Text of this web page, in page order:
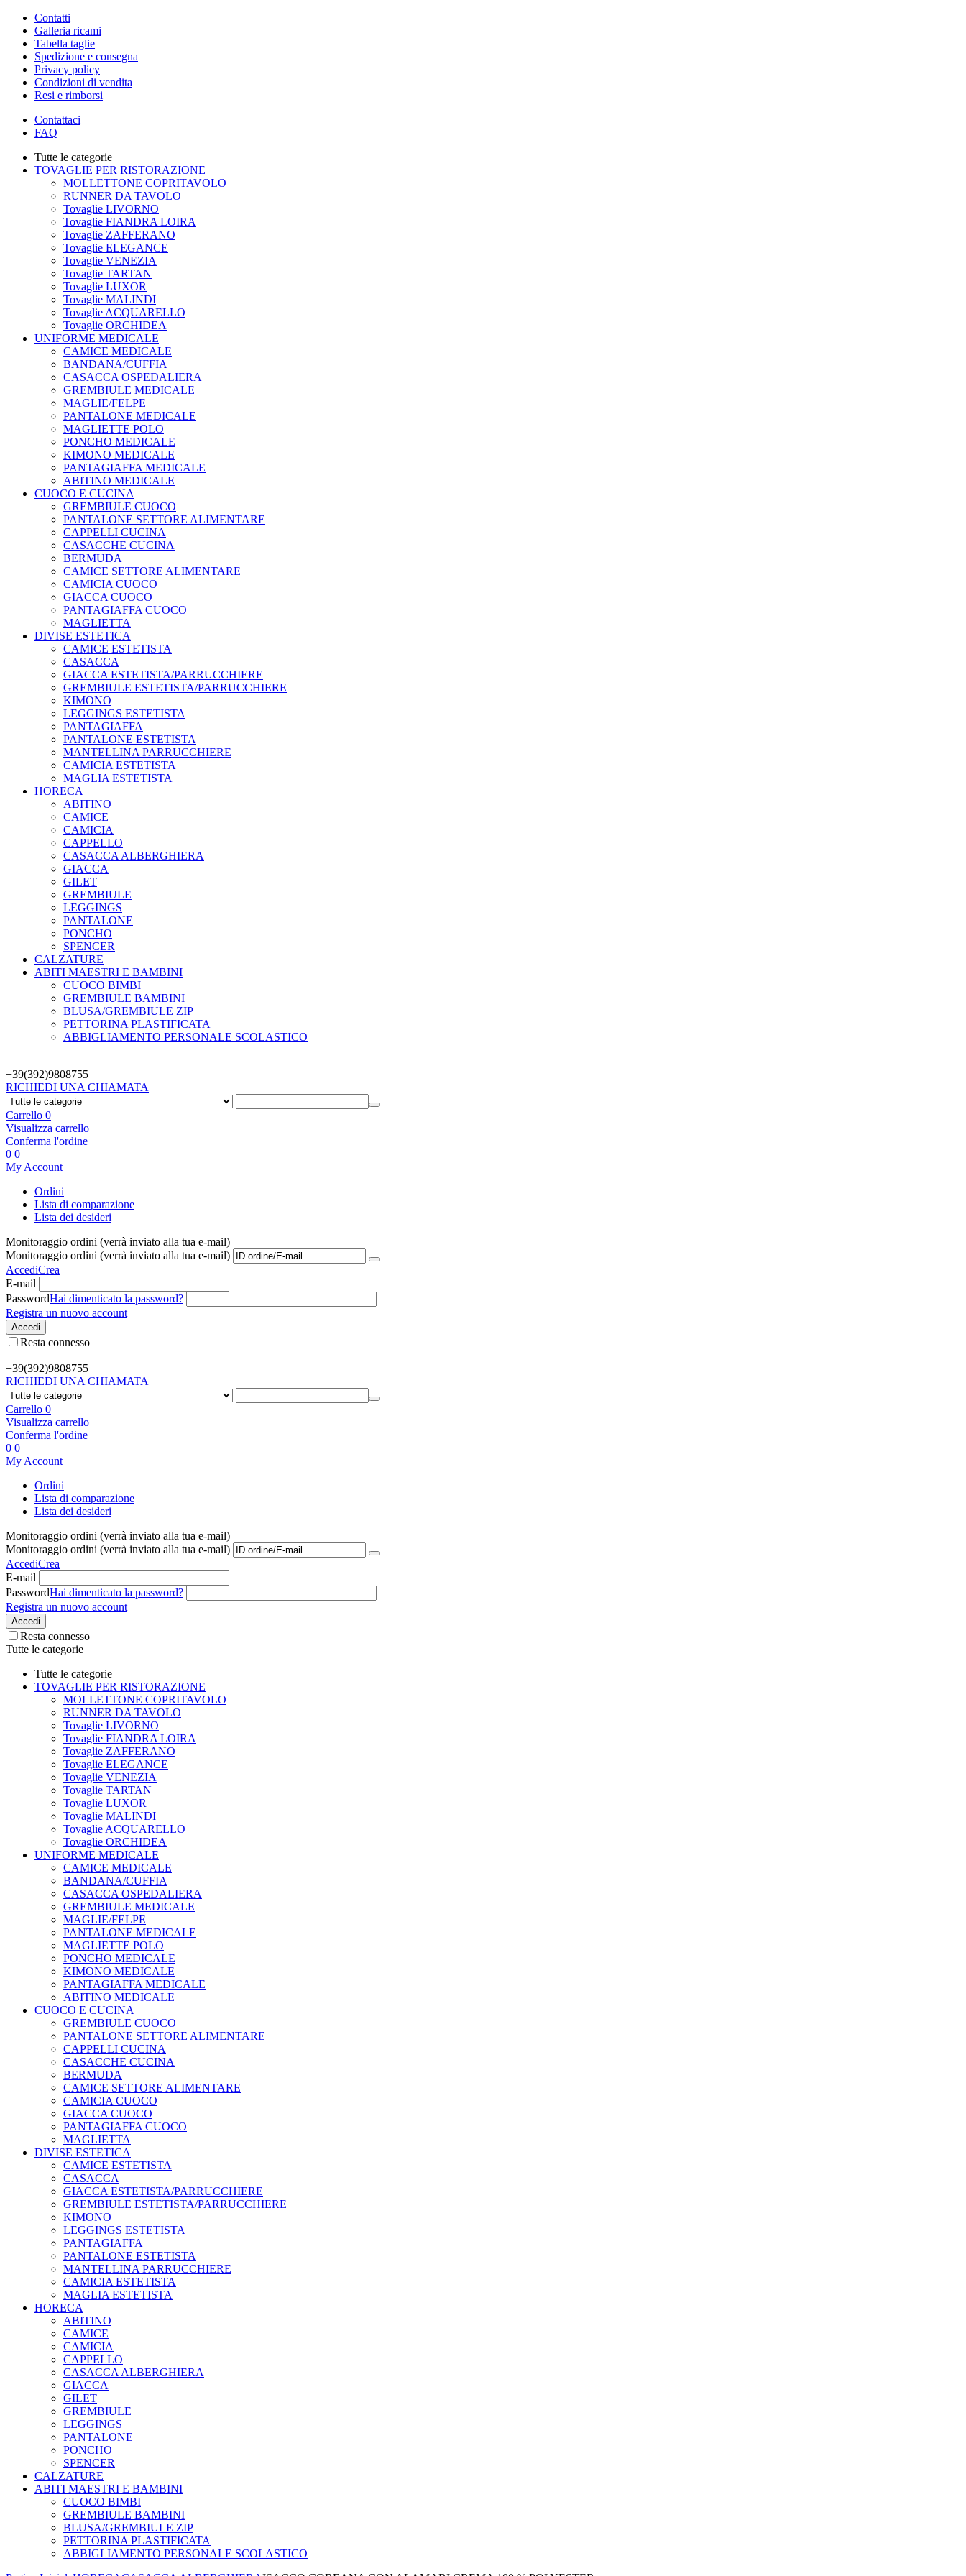
Contatti
Galleria ricami
Tabella taglie
Spedizione e consegna
Privacy policy
Condizioni di vendita
Resi e rimborsi
Contattaci
FAQ
Tutte le categorie
TOVAGLIE PER RISTORAZIONE
MOLLETTONE COPRITAVOLO
RUNNER DA TAVOLO
Tovaglie LIVORNO
Tovaglie FIANDRA LOIRA
Tovaglie ZAFFERANO
Tovaglie ELEGANCE
Tovaglie VENEZIA
Tovaglie TARTAN
Tovaglie LUXOR
Tovaglie MALINDI
Tovaglie ACQUARELLO
Tovaglie ORCHIDEA
UNIFORME MEDICALE
CAMICE MEDICALE
BANDANA/CUFFIA
CASACCA OSPEDALIERA
GREMBIULE MEDICALE
MAGLIE/FELPE
PANTALONE MEDICALE
MAGLIETTE POLO
PONCHO MEDICALE
KIMONO MEDICALE
PANTAGIAFFA MEDICALE
ABITINO MEDICALE
CUOCO E CUCINA
GREMBIULE CUOCO
PANTALONE SETTORE ALIMENTARE
CAPPELLI CUCINA
CASACCHE CUCINA
BERMUDA
CAMICE SETTORE ALIMENTARE
CAMICIA CUOCO
GIACCA CUOCO
PANTAGIAFFA CUOCO
MAGLIETTA
DIVISE ESTETICA
CAMICE ESTETISTA
CASACCA
GIACCA ESTETISTA/PARRUCCHIERE
GREMBIULE ESTETISTA/PARRUCCHIERE
KIMONO
LEGGINGS ESTETISTA
PANTAGIAFFA
PANTALONE ESTETISTA
MANTELLINA PARRUCCHIERE
CAMICIA ESTETISTA
MAGLIA ESTETISTA
HORECA
ABITINO
CAMICE
CAMICIA
CAPPELLO
CASACCA ALBERGHIERA
GIACCA
GILET
GREMBIULE
LEGGINGS
PANTALONE
PONCHO
SPENCER
CALZATURE
ABITI MAESTRI E BAMBINI
CUOCO BIMBI
GREMBIULE BAMBINI
BLUSA/GREMBIULE ZIP
PETTORINA PLASTIFICATA
ABBIGLIAMENTO PERSONALE SCOLASTICO
+39(392)9808755
RICHIEDI UNA CHIAMATA
Carrello 0
Visualizza carrello
Conferma l'ordine
0 0
My Account
Ordini
Lista di comparazione
Lista dei desideri
Monitoraggio ordini (verrà inviato alla tua e-mail)
Monitoraggio ordini (verrà inviato alla tua e-mail)
AccediCrea
E-mail
PasswordHai dimenticato la password?
Registra un nuovo account
Accedi
Resta connesso
+39(392)9808755
RICHIEDI UNA CHIAMATA
Carrello 0
Visualizza carrello
Conferma l'ordine
0 0
My Account
Ordini
Lista di comparazione
Lista dei desideri
Monitoraggio ordini (verrà inviato alla tua e-mail)
Monitoraggio ordini (verrà inviato alla tua e-mail)
AccediCrea
E-mail
PasswordHai dimenticato la password?
Registra un nuovo account
Accedi
Resta connesso
Tutte le categorie
Tutte le categorie
TOVAGLIE PER RISTORAZIONE
MOLLETTONE COPRITAVOLO
RUNNER DA TAVOLO
Tovaglie LIVORNO
Tovaglie FIANDRA LOIRA
Tovaglie ZAFFERANO
Tovaglie ELEGANCE
Tovaglie VENEZIA
Tovaglie TARTAN
Tovaglie LUXOR
Tovaglie MALINDI
Tovaglie ACQUARELLO
Tovaglie ORCHIDEA
UNIFORME MEDICALE
CAMICE MEDICALE
BANDANA/CUFFIA
CASACCA OSPEDALIERA
GREMBIULE MEDICALE
MAGLIE/FELPE
PANTALONE MEDICALE
MAGLIETTE POLO
PONCHO MEDICALE
KIMONO MEDICALE
PANTAGIAFFA MEDICALE
ABITINO MEDICALE
CUOCO E CUCINA
GREMBIULE CUOCO
PANTALONE SETTORE ALIMENTARE
CAPPELLI CUCINA
CASACCHE CUCINA
BERMUDA
CAMICE SETTORE ALIMENTARE
CAMICIA CUOCO
GIACCA CUOCO
PANTAGIAFFA CUOCO
MAGLIETTA
DIVISE ESTETICA
CAMICE ESTETISTA
CASACCA
GIACCA ESTETISTA/PARRUCCHIERE
GREMBIULE ESTETISTA/PARRUCCHIERE
KIMONO
LEGGINGS ESTETISTA
PANTAGIAFFA
PANTALONE ESTETISTA
MANTELLINA PARRUCCHIERE
CAMICIA ESTETISTA
MAGLIA ESTETISTA
HORECA
ABITINO
CAMICE
CAMICIA
CAPPELLO
CASACCA ALBERGHIERA
GIACCA
GILET
GREMBIULE
LEGGINGS
PANTALONE
PONCHO
SPENCER
CALZATURE
ABITI MAESTRI E BAMBINI
CUOCO BIMBI
GREMBIULE BAMBINI
BLUSA/GREMBIULE ZIP
PETTORINA PLASTIFICATA
ABBIGLIAMENTO PERSONALE SCOLASTICO